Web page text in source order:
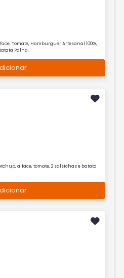
Tomate, Hamburguer Artesanal 100G,
Palha.
alface, tomate, 2 salsichas e batata